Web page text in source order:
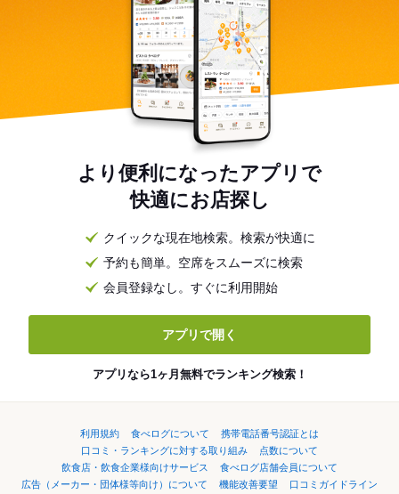
より便利になったアプリで
快適にお店探し
クイックな現在地検索。検索が快適に
予約も簡単。空席をスムーズに検索
会員登録なし。すぐに利用開始
アプリで開く
アプリなら1ヶ月無料でランキング検索！
利用規約 食べログについて
携帯電話番号認証とは
口コミ・ランキングに対する取り組み
点数について
飲食店・飲食企業様向けサービス
食べログ店舗会員について
広告（メーカー・団体様等向け）について
機能改善要望 口コミガイドライン